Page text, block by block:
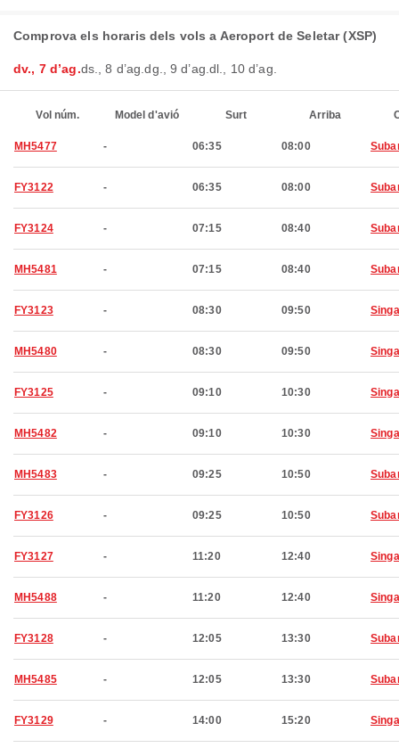
Comprova els horaris dels vols a Aeroport de Seletar (XSP)
dv., 7 d’ag.ds., 8 d’ag.dg., 9 d’ag.dl., 10 d’ag.
Vol núm. Model d'avió Surt Arriba
MH5477 - 06:35 08:00
FY3122 - 06:35 08:00
FY3124 - 07:15 08:40
MH5481 - 07:15 08:40
FY3123 - 08:30 09:50
MH5480 - 08:30 09:50
FY3125 - 09:10 10:30
MH5482 - 09:10 10:30
MH5483 - 09:25 10:50
FY3126 - 09:25 10:50
FY3127 - 11:20 12:40
MH5488 - 11:20 12:40
FY3128 - 12:05 13:30
MH5485 - 12:05 13:30
FY3129 - 14:00 15:20